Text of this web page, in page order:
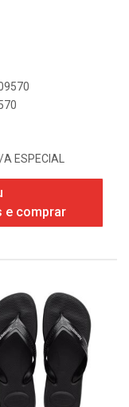
ESPECIAL
e comprar